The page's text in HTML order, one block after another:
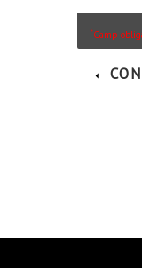
*Camp